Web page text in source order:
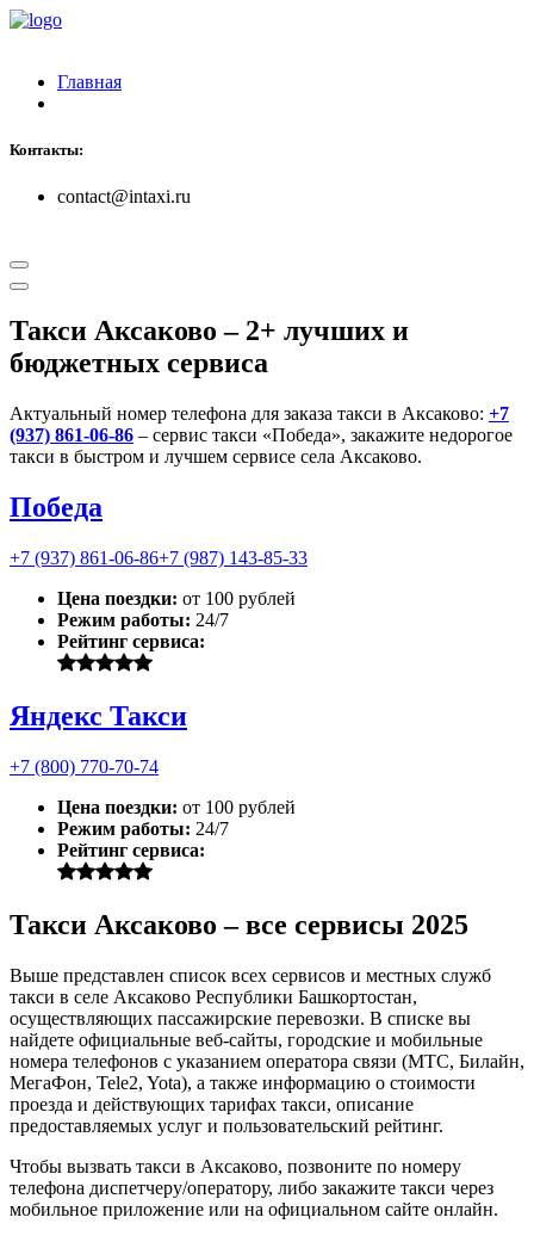
Главная
Контакты:
contact@intaxi.ru
Такси Аксаково – 2+ лучших и
бюджетных сервиса
Актуальный номер телефона для заказа такси в Аксаково: +7
(937) 861-06-86 – сервис такси «Победа», закажите недорогое
такси в быстром и лучшем сервисе села Аксаково.
Победа
+7 (937) 861-06-86+7 (987) 143-85-33
Цена поездки: от 100 рублей
Режим работы: 24/7
Рейтинг сервиса:
Яндекс Такси
+7 (800) 770-70-74
Цена поездки: от 100 рублей
Режим работы: 24/7
Рейтинг сервиса:
Такси Аксаково – все сервисы 2025
Выше представлен список всех сервисов и местных служб
такси в селе Аксаково Республики Башкортостан,
осуществляющих пассажирские перевозки. В списке вы
найдете официальные веб-сайты, городские и мобильные
номера телефонов с указанием оператора связи (МТС, Билайн,
МегаФон, Tele2, Yota), а также информацию о стоимости
проезда и действующих тарифах такси, описание
предоставляемых услуг и пользовательский рейтинг.
Чтобы вызвать такси в Аксаково, позвоните по номеру
телефона диспетчеру/оператору, либо закажите такси через
мобильное приложение или на официальном сайте онлайн.